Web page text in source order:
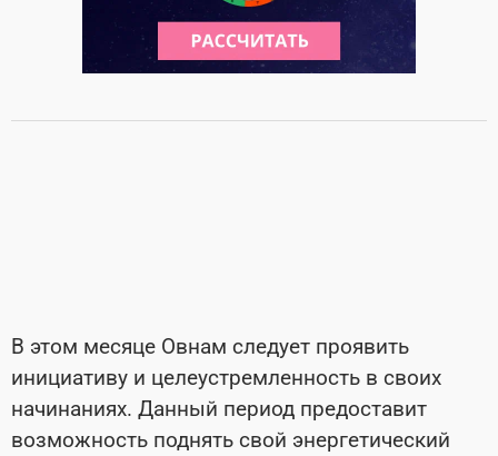
В этом месяце Овнам следует проявить
инициативу и целеустремленность в своих
начинаниях. Данный период предоставит
возможность поднять свой энергетический